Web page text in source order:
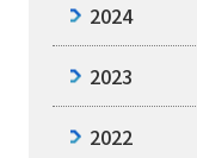
2024
2023
2022